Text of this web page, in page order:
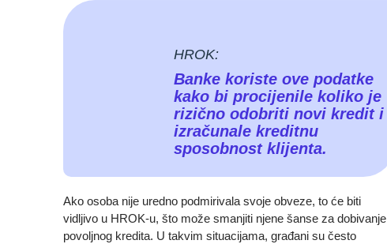
HROK:
Banke koriste ove podatke
kako bi procijenile koliko je
rizično odobriti novi kredit i
izračunale kreditnu
sposobnost klijenta.
Ako osoba nije uredno podmirivala svoje obveze, to će biti
vidljivo u HROK-u, što može smanjiti njene šanse za dobivanje
povoljnog kredita. U takvim situacijama, građani su često